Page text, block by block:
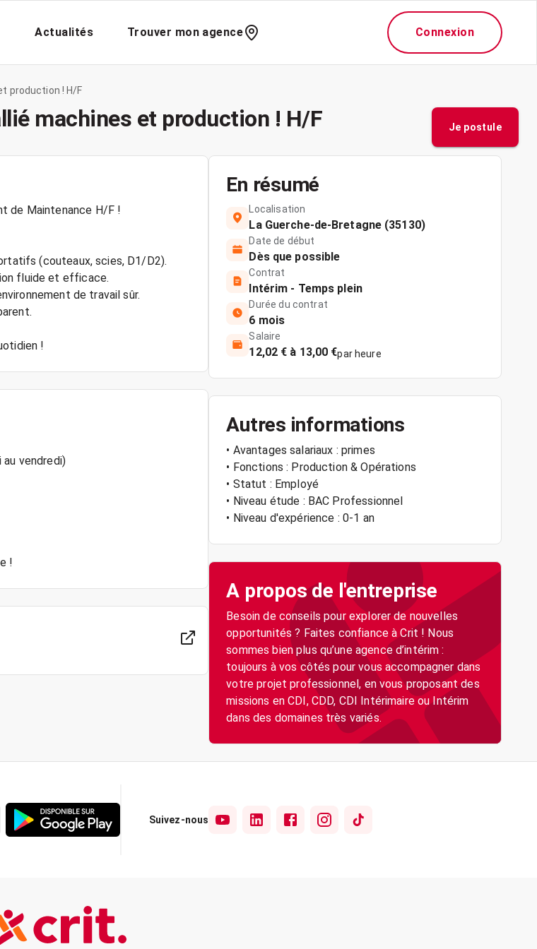
Actualités Trouver mon agence Connexion
production ! H/F
machines et production ! H/F Je postule
de Maintenance H/F !
(couteaux, scies, D1/D2).
fluide et efficace.
de travail sûr.
!
vendredi)
!
En résumé
Localisation
La Guerche-de-Bretagne (35130)
Date de début
Dès que possible
Contrat
Intérim - Temps plein
Durée du contrat
6 mois
Salaire
12,02 € à 13,00 €par heure
Autres informations
• Avantages salariaux : primes
• Fonctions : Production & Opérations
• Statut : Employé
• Niveau étude : BAC Professionnel
• Niveau d'expérience : 0-1 an
A propos de l'entreprise
Besoin de conseils pour explorer de nouvelles
opportunités ? Faites confiance à Crit ! Nous
sommes bien plus qu’une agence d’intérim :
toujours à vos côtés pour vous accompagner dans
votre projet professionnel, en vous proposant des
missions en CDI, CDD, CDI Intérimaire ou Intérim
dans des domaines très variés.
Suivez-nous